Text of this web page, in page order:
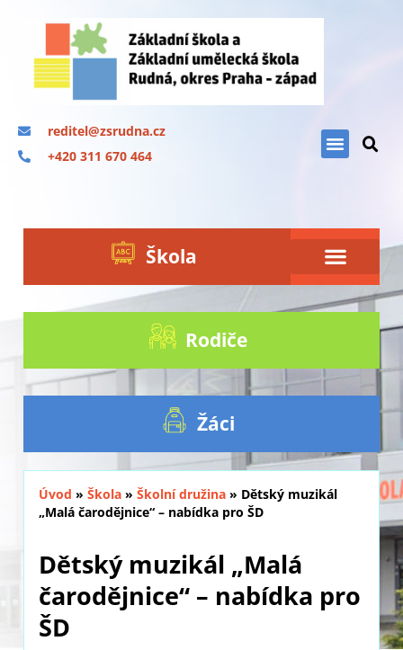
reditel@zsrudna.cz
+420 311 670 464
Škola
Rodiče
Žáci
Úvod » Škola » Školní družina » Dětský muzikál
„Malá čarodějnice“ – nabídka pro ŠD
Dětský muzikál „Malá
čarodějnice“ – nabídka pro
ŠD